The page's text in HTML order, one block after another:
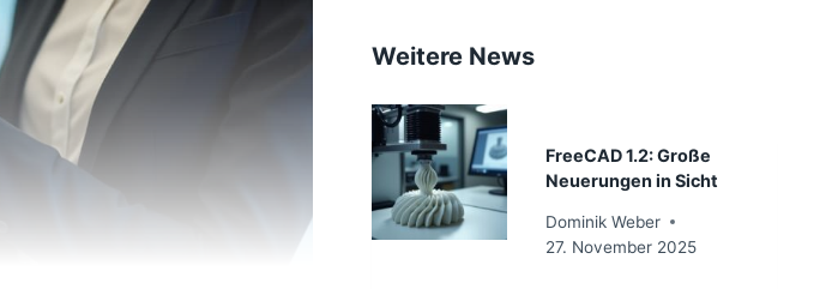
Weitere News
FreeCAD 1.2: Große
Neuerungen in Sicht
Dominik Weber
27. November 2025